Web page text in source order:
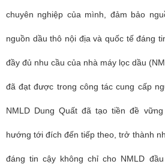
chuyên nghiệp của mình, đảm bảo
nguồn dầu thô nội địa và quốc tế đáng
đầy đủ nhu cầu của nhà máy lọc dầu
đã đạt được trong công tác cung cấp
NMLD Dung Quất đã tạo tiền đề
hướng tới đích đến tiếp theo, trở thành
đáng tin cậy không chỉ cho NMLD